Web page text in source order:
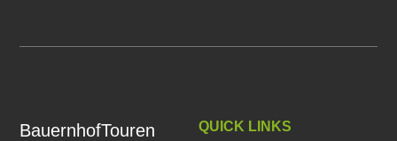
BauernhofTouren QUICK LINKS